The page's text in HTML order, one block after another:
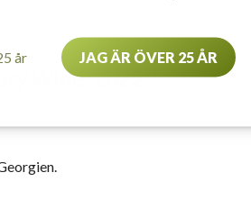
Wine, 2022
år JAG ÄR ÖVER 25 ÅR